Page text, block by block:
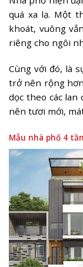
quá xa lạ. Một
khoát, vuông
riêng cho ngôi
Cùng với đó, là
trở nên rộng
dọc theo các
nên tươi mới,
Mẫu nhà phố 4